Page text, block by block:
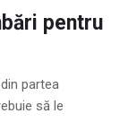
pentru
partea
să le